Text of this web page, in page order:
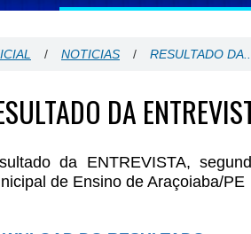
/ NOTICIAS / RESULTADO
DA
da ENTREVISTA,
de Ensino de Araçoiaba/PE